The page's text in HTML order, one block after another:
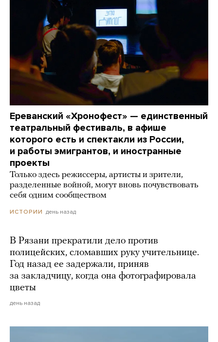
Ереванский «Хронофест» — единственный
театральный фестиваль, в афише
которого есть и спектакли из России,
и работы эмигрантов, и иностранные
проекты
Только здесь режиссеры, артисты и зрители,
разделенные войной, могут вновь почувствовать
себя одним сообществом
ИСТОРИИ день назад
В Рязани прекратили дело против
полицейских, сломавших руку учительнице.
Год назад ее задержали, приняв
за закладчицу, когда она фотографировала
цветы
день назад